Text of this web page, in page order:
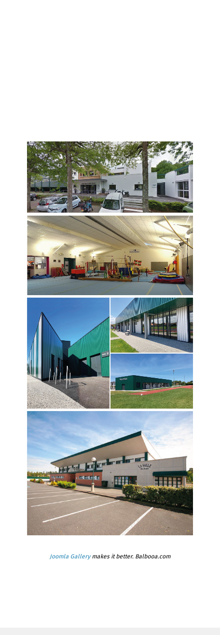
Joomla Gallerymakes it better. Balbooa.com